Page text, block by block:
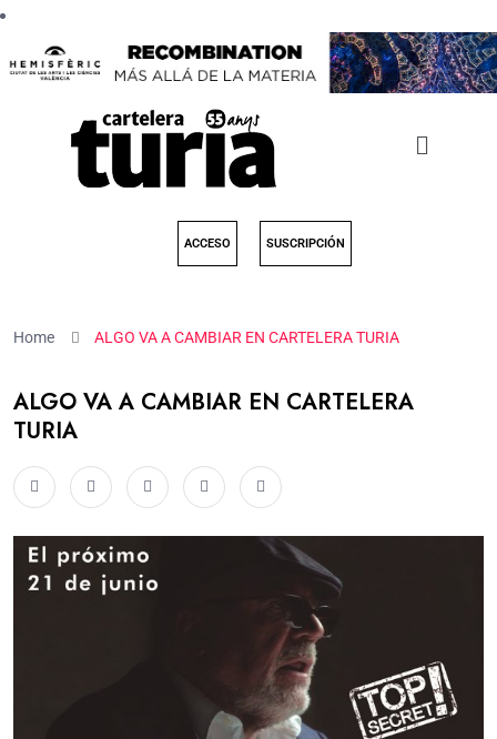
ACCESO SUSCRIPCIÓN
Home ALGO VA A CAMBIAR EN CARTELERA TURIA
ALGO VA A CAMBIAR EN CARTELERA
TURIA